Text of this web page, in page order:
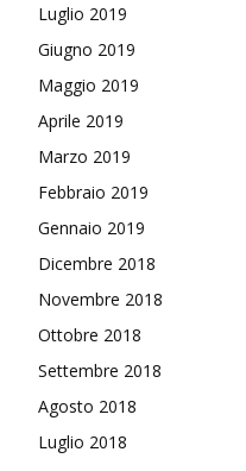
Luglio 2019
Giugno 2019
Maggio 2019
Aprile 2019
Marzo 2019
Febbraio 2019
Gennaio 2019
Dicembre 2018
Novembre 2018
Ottobre 2018
Settembre 2018
Agosto 2018
Luglio 2018